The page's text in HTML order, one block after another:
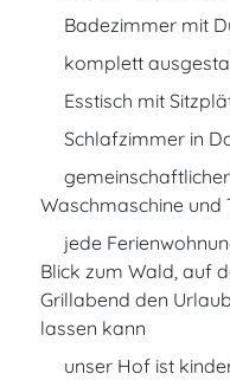
Badezimmer mit
komplett
Esstisch mit
Schlafzimmer in
Waschmaschine und
jede
Blick zum Wald, auf
Grillabend den
lassen kann
unser Hof ist